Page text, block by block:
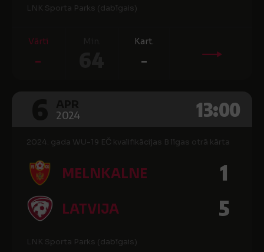
LNK Sporta Parks (dabīgais)
Vārti
-
Kart.
-
2024 13:00
2024. gada WU-19 EČ kvalifikācijas B līgas otrā kārta
MELNKALNE 1
LATVIJA 5
LNK Sporta Parks (dabīgais)